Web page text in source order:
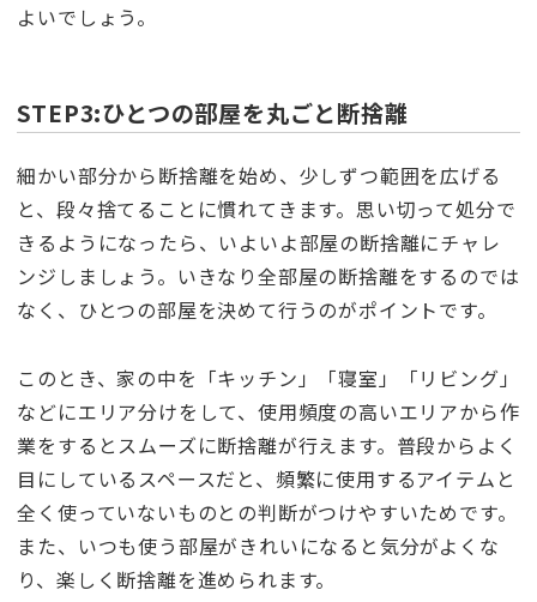
よいでしょう。
STEP3:ひとつの部屋を丸ごと断捨離
細かい部分から断捨離を始め、少しずつ範囲を広げる
と、段々捨てることに慣れてきます。思い切って処分で
きるようになったら、いよいよ部屋の断捨離にチャレ
ンジしましょう。いきなり全部屋の断捨離をするのでは
なく、ひとつの部屋を決めて行うのがポイントです。
このとき、家の中を「キッチン」「寝室」「リビング」
などにエリア分けをして、使用頻度の高いエリアから作
業をするとスムーズに断捨離が行えます。普段からよく
目にしているスペースだと、頻繁に使用するアイテムと
全く使っていないものとの判断がつけやすいためです。
また、いつも使う部屋がきれいになると気分がよくな
り、楽しく断捨離を進められます。